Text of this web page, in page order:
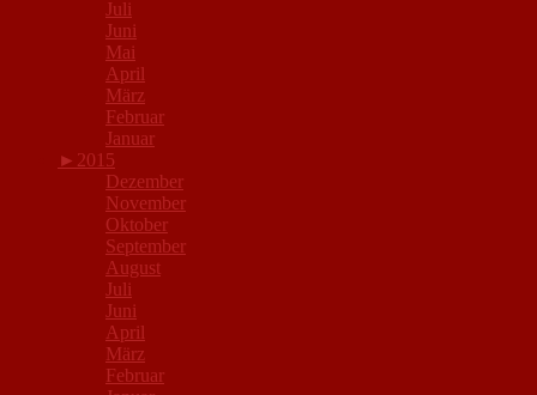
Juli
Juni
Mai
April
März
Februar
Januar
► 2015
Dezember
November
Oktober
September
August
Juli
Juni
April
März
Februar